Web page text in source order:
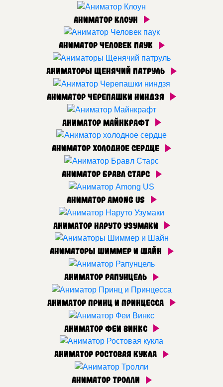
Аниматор Клоун
Аниматор Человек паук
Аниматоры Щенячий патруль
Аниматор Черепашки ниндзя
Аниматор Майнкрафт
Аниматор Холодное сердце
Аниматор Бравл Старс
Аниматор Among US
Аниматор Наруто Узумаки
Аниматоры Шиммер и Шайн
Аниматор Рапунцель
Аниматор Принц и Принцесса
Аниматор Феи Винкс
Аниматор Ростовая кукла
Аниматор Тролли